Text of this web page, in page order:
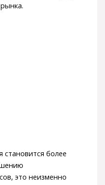
становится более
это неизменно